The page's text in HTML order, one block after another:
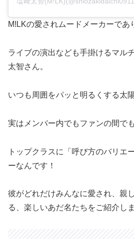
M!LKの愛されムードメーカーであ
ライブの演出なども手掛けるマル
太智さん。
いつも周囲をパッと明るくする太
実はメンバー内でもファンの間でも
トップクラスに「呼び方のバリエ
ーなんです！
彼がどれだけみんなに愛され、親
る、楽しいあだ名たちをご紹介しま